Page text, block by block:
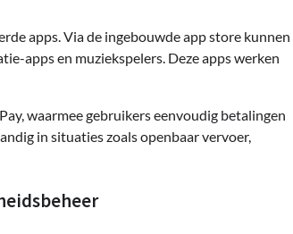
apps. Via de ingebouwde app store kunnen
apps en muziekspelers. Deze apps werken
waarmee gebruikers eenvoudig betalingen
in situaties zoals openbaar vervoer,